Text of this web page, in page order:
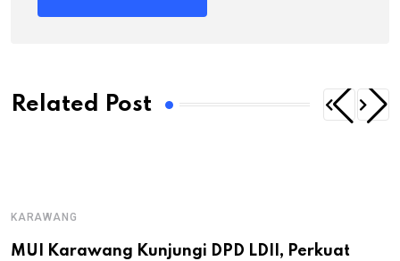
Related Post
KARAWANG
MUI Karawang Kunjungi DPD LDII, Perkuat